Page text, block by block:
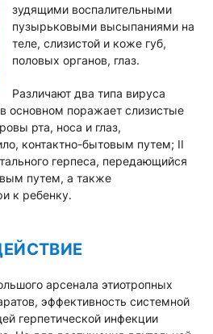
зудящими воспалительными
пузырьковыми высыпаниями на
теле, слизистой и коже губ,
половых органов, глаз.
Различают два типа вируса
основном поражает слизистые
рта, носа и глаз,
контактно-бытовым путем; II
герпеса, передающийся
путем, а также
к ребенку.
арсенала этиотропных
эффективность системной
герпетической инфекции